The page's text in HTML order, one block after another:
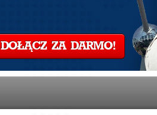
DOŁĄCZ ZA DARMO!